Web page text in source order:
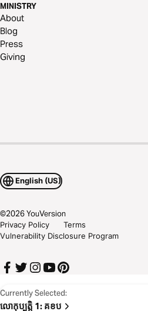
Currently Selected:
លោកុប្បត្តិ 1: គខប
MINISTRY
About
Blog
Press
Giving
English (US)
©2026YouVersion
Privacy Policy
Terms
Vulnerability Disclosure Program